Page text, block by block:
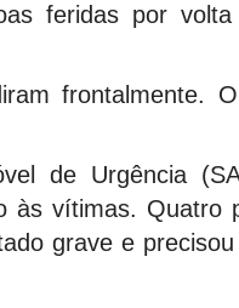
feridas por
frontalmente.
de Urgência
às vítimas. Quatro
grave e